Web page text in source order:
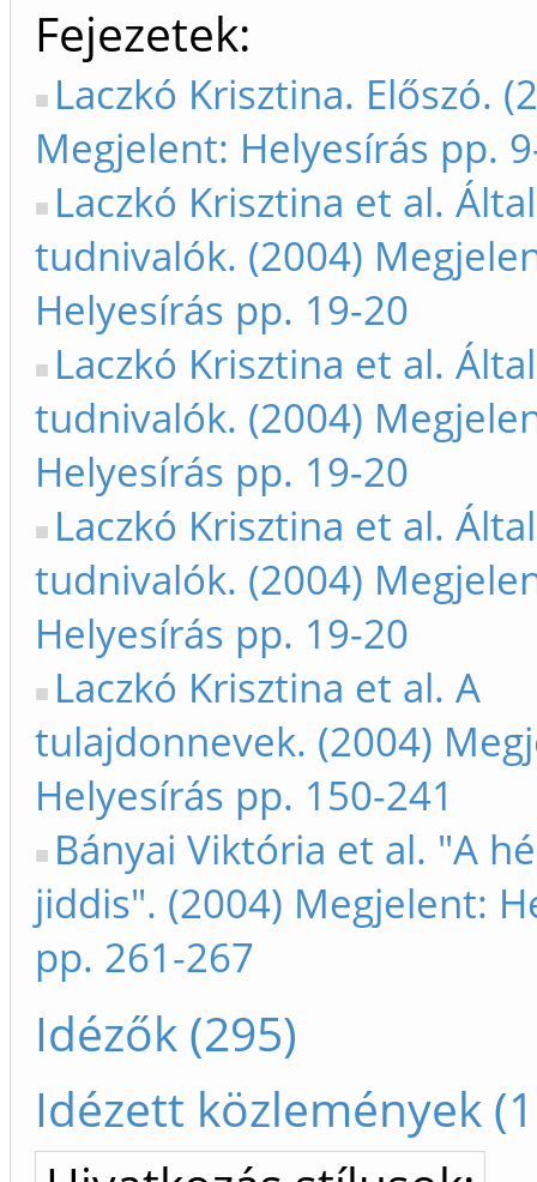
Fejezetek
Laczkó Krisztina. Előszó.
Megjelent: Helyesírás pp.
Laczkó Krisztina et al.
tudnivalók. (2004)
Helyesírás pp. 19-20
Laczkó Krisztina et al.
tudnivalók. (2004)
Helyesírás pp. 19-20
Laczkó Krisztina et al.
tudnivalók. (2004)
Helyesírás pp. 19-20
Laczkó Krisztina et al. A
tulajdonnevek. (2004)
Helyesírás pp. 150-241
Bányai Viktória et al. "A
jiddis". (2004) Megjelent:
pp. 261-267
Idézők (295)
Idézett közlemények